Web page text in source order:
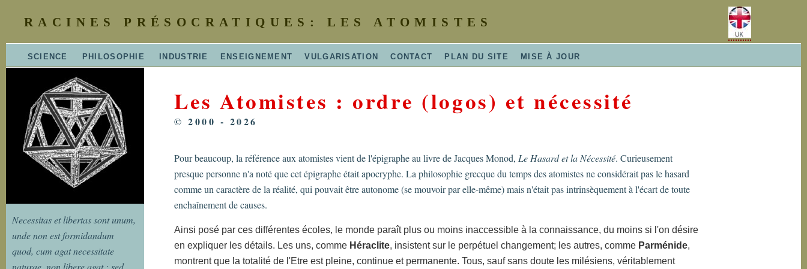
RACINES PRÉSOCRATIQUES: LES ATOMISTES
SCIENCE PHILOSOPHIE INDUSTRIE ENSEIGNEMENT VULGARISATION CONTACT PLAN DU SITE MISE À JOUR
Necessitas et libertas sont unum,
unde non est formidandum
quod, cum agat necessitate
naturae, non libere agat : sed
Les Atomistes : ordre (logos) et nécessité
© 2000 - 2026
Pour beaucoup, la référence aux atomistes vient de l'épigraphe au livre de Jacques Monod, Le Hasard et la Nécessité. Curieusement
presque personne n'a noté que cet épigraphe était apocryphe. La philosophie grecque du temps des atomistes ne considérait pas le hasard
comme un caractère de la réalité, qui pouvait être autonome (se mouvoir par elle-même) mais n'était pas intrinsèquement à l'écart de toute
enchaînement de causes.
Ainsi posé par ces différentes écoles, le monde paraît plus ou moins inaccessible à la connaissance, du moins si l'on désire
en expliquer les détails. Les uns, comme Héraclite, insistent sur le perpétuel changement; les autres, comme Parménide,
montrent que la totalité de l'Etre est pleine, continue et permanente. Tous, sauf sans doute les milésiens, véritablement